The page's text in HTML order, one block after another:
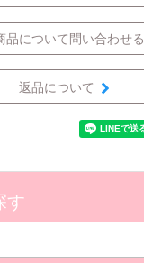
品について問い合わせる
返品について
す